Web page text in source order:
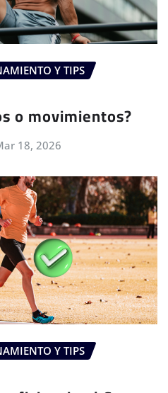
Y TIPS
o movimientos?
18, 2026
Y TIPS